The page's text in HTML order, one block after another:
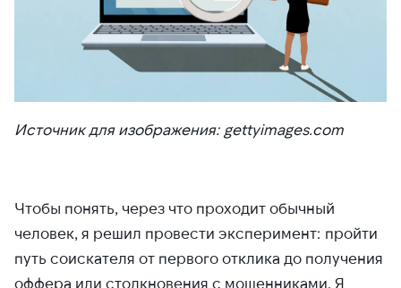
Источник для изображения: gettyimages.com
Чтобы понять, через что проходит обычный
человек, я решил провести эксперимент: пройти
путь соискателя от первого отклика до получения
оффера или столкновения с мошенниками. Я